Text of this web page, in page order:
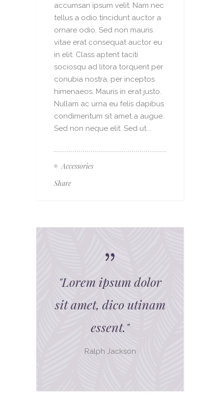
accumsan ipsum velit. Nam nec
tellus a odio tincidunt auctor a
ornare odio. Sed non mauris
vitae erat consequat auctor eu
in elit. Class aptent taciti
sociosqu ad litora torquent per
conubia nostra, per inceptos
himenaeos. Mauris in erat justo.
Nullam ac urna eu felis dapibus
condimentum sit amet a augue.
Sed non neque elit. Sed ut...
Accessories
Share
"Lorem ipsum dolor
sit amet, dico utinam
essent."
Ralph Jackson